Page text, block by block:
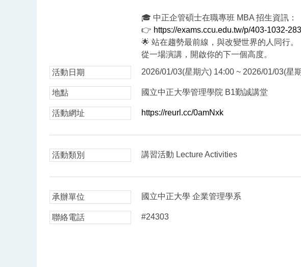
🎓 中正企管碩士在職專班 MBA 招生資訊：
👉 https://exams.ccu.edu.tw/p/403-1032-
🌟 站在趨勢最前線，與改變世界的人同行。
從一場演講，開啟你的下一個高度。
活動日期 2026/01/03(星期六) 14:00 ~ 2026/01/03(星
地點 國立中正大學管理學院 B1勤誠講堂
活動網址 https://reurl.cc/0amNxk
活動類別 講習活動 Lecture Activities
承辦單位 國立中正大學 企業管理學系
聯絡電話 #24303